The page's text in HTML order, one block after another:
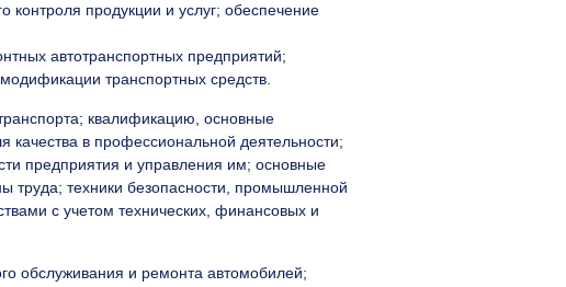
контроля продукции и услуг; обеспечение
автотранспортных предприятий;
транспортных средств.
квалификацию, основные
качества в профессиональной деятельности;
предприятия и управления им; основные
труда; техники безопасности, промышленной
с учетом технических, финансовых и
обслуживания и ремонта автомобилей;